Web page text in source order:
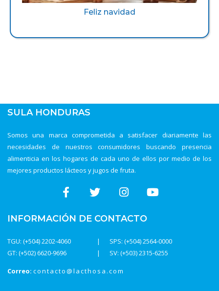
Feliz navidad
SULA HONDURAS
Somos una marca comprometida a satisfacer diariamente las
necesidades de nuestros consumidores buscando presencia
alimenticia en los hogares de cada uno de ellos por medio de los
mejores productos lácteos y jugos de fruta.
INFORMACIÓN DE CONTACTO
TGU: (+504) 2202-4060
SPS: (+504) 2564-0000
SV: (+503) 2315-6255
GT: (+502) 6620-9696
Correo: contacto@lacthosa.com